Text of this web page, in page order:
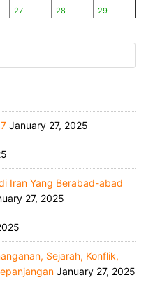
27 28 29
January 27, 2025
Iran Yang Berabad-abad
27, 2025
Sejarah, Konflik,
January 27, 2025